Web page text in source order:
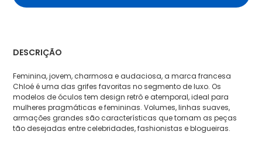
DESCRIÇÃO
Feminina, jovem, charmosa e audaciosa, a marca francesa
Chloé é uma das grifes favoritas no segmento de luxo. Os
modelos de óculos tem design retrô e atemporal, ideal para
mulheres pragmáticas e femininas. Volumes, linhas suaves,
armações grandes são características que tornam as peças
tão desejadas entre celebridades, fashionistas e blogueiras.